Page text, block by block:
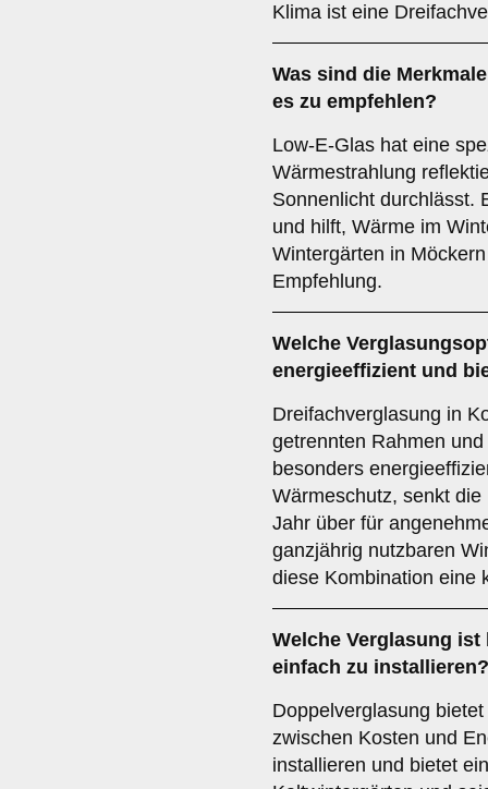
Klima ist eine
Was sind die
es zu empfehlen?
Low-E-Glas hat eine
Wärmestrahlung
Sonnenlicht durchlässt.
und hilft, Wärme im
Wintergärten in
Empfehlung.
Welche
energieeffizient und
Dreifachverglasung in
getrennten Rahmen
besonders
Wärmeschutz, senkt
Jahr über für
ganzjährig nutzbaren
diese Kombination eine
Welche Verglasung
einfach zu installieren?
Doppelverglasung
zwischen Kosten und
installieren und bietet